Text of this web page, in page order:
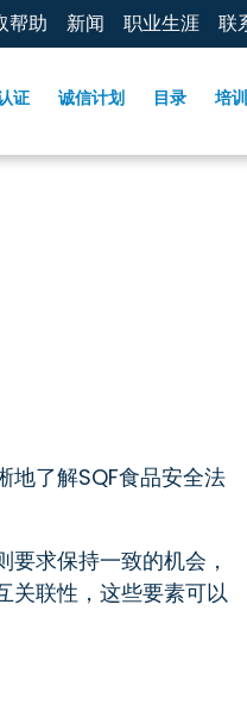
帮助 新闻 职业生涯 联
证 诚信计划 目录 培
地了解SQF食品安全法
求保持一致的机会，
关联性，这些要素可以